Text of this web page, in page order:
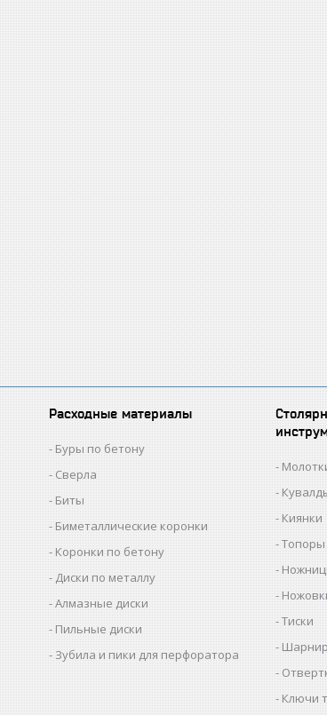
Расходные материалы
Буры по бетону
Сверла
Биты
Биметаллические коронки
Коронки по бетону
Диски по металлу
Алмазные диски
Пильные диски
Зубила и пики для перфоратора
Киянки
Топоры
Тиски
Ключи